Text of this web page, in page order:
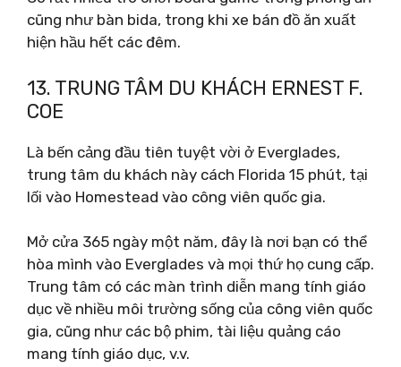
cũng như bàn bida, trong khi xe bán đồ ăn xuất
hiện hầu hết các đêm.
13. TRUNG TÂM DU KHÁCH ERNEST F.
COE
Là bến cảng đầu tiên tuyệt vời ở Everglades,
trung tâm du khách này cách Florida 15 phút, tại
lối vào Homestead vào công viên quốc gia.
Mở cửa 365 ngày một năm, đây là nơi bạn có thể
hòa mình vào Everglades và mọi thứ họ cung cấp.
Trung tâm có các màn trình diễn mang tính giáo
dục về nhiều môi trường sống của công viên quốc
gia, cũng như các bộ phim, tài liệu quảng cáo
mang tính giáo dục, v.v.